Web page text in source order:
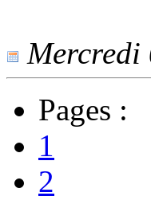
Mercredi
Pages :
1
2